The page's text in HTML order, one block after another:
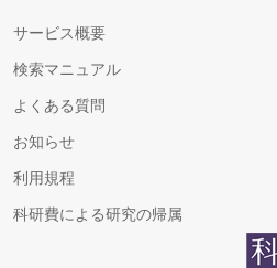
サービス概要
検索マニュアル
よくある質問
お知らせ
利用規程
科研費による研究の帰属